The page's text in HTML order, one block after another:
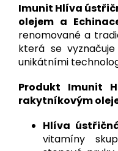
Imunit Hlíva
olejem a
renomované a
která se
unikátními
Produkt Imunit
rakytníkovým
Hlíva
vitamíny